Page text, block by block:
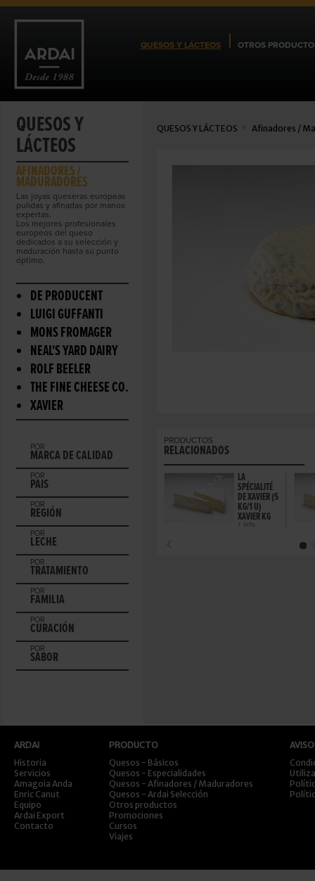
QUESOS Y LÁCTEOS OTROS
QUESOS Y
LÁCTEOS
AFINADORES /
MADURADORES
Las joyas queseras europeas
pulidas y afinadas por manos
expertas.
Los mejores profesionales
europeos del queso
dedicados a su selección y
maduración hasta su punto
óptimo.
DE PRODUCENT
LUIGI GUFFANTI
MONS FROMAGER
NEAL'S YARD DAIRY
ROLF BEELER
THE FINE CHEESE CO.
XAVIER
POR
MARCA DE CALIDAD
POR
PAIS
POR
REGIÓN
POR
LECHE
POR
TRATAMIENTO
POR
FAMILIA
POR
CURACIÓN
POR
SABOR
QUESOS Y LÁCTEOS Afinadores /
PRODUCTOS
RELACIONADOS
LA
SPÉCIALITÉ
DE XAVIER (5
KG/1 U)
XAVIER KG
+ info
ARDAI
Historia
Servicios
Amagoia Anda
Enric Canut
Equipo
Ardai Export
Contacto
PRODUCTO
Quesos - Básicos
Quesos - Especialidades
Quesos - Afinadores / Maduradores
Quesos - Ardai Selección
Otros productos
Promociones
Cursos
Viajes